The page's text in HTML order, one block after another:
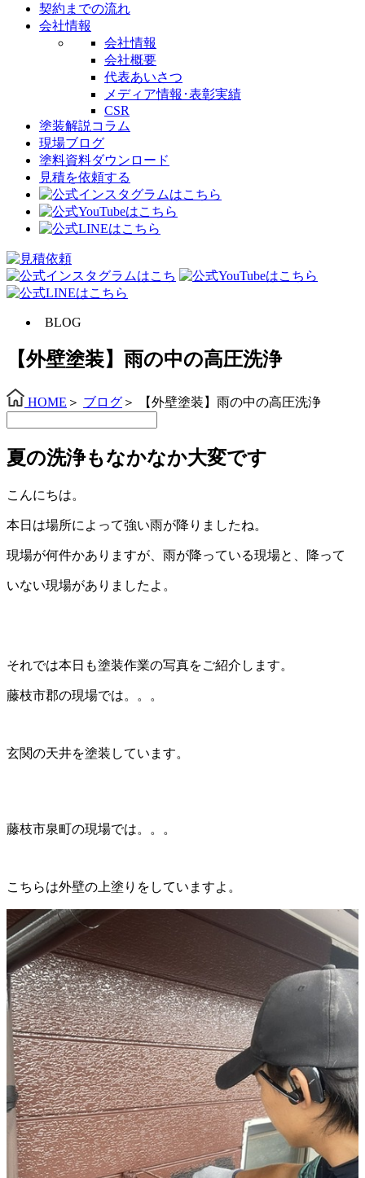
契約までの流れ
会社情報
会社情報
会社概要
代表あいさつ
メディア情報･表彰実績
CSR
塗装解説コラム
現場ブログ
塗料資料ダウンロード
見積を依頼する
BLOG
【外壁塗装】雨の中の高圧洗浄
HOME ＞ ブログ ＞ 【外壁塗装】雨の中の高圧洗浄
夏の洗浄もなかなか大変です
こんにちは。
本日は場所によって強い雨が降りましたね。
現場が何件かありますが、雨が降っている現場と、降って
いない現場がありましたよ。
それでは本日も塗装作業の写真をご紹介します。
藤枝市郡の現場では。。。
玄関の天井を塗装しています。
藤枝市泉町の現場では。。。
こちらは外壁の上塗りをしていますよ。